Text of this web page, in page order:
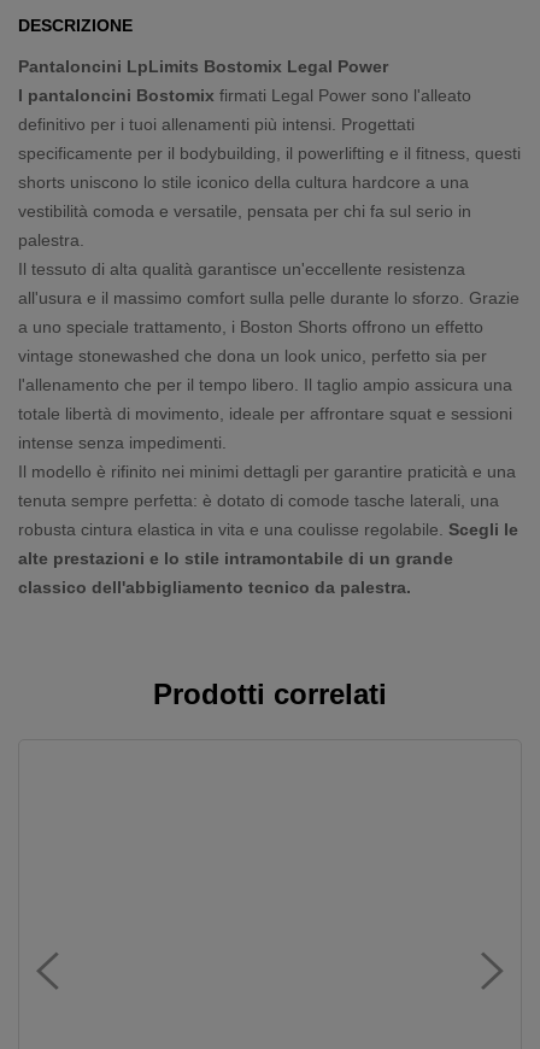
DESCRIZIONE
Pantaloncini LpLimits Bostomix Legal Power
I pantaloncini Bostomix firmati Legal Power sono l'alleato
definitivo per i tuoi allenamenti più intensi. Progettati
specificamente per il bodybuilding, il powerlifting e il fitness, questi
shorts uniscono lo stile iconico della cultura hardcore a una
vestibilità comoda e versatile, pensata per chi fa sul serio in
palestra.
Il tessuto di alta qualità garantisce un'eccellente resistenza
all'usura e il massimo comfort sulla pelle durante lo sforzo. Grazie
a uno speciale trattamento, i Boston Shorts offrono un effetto
vintage stonewashed che dona un look unico, perfetto sia per
l'allenamento che per il tempo libero. Il taglio ampio assicura una
totale libertà di movimento, ideale per affrontare squat e sessioni
intense senza impedimenti.
Il modello è rifinito nei minimi dettagli per garantire praticità e una
tenuta sempre perfetta: è dotato di comode tasche laterali, una
robusta cintura elastica in vita e una coulisse regolabile. Scegli le
alte prestazioni e lo stile intramontabile di un grande
classico dell'abbigliamento tecnico da palestra.
Prodotti correlati